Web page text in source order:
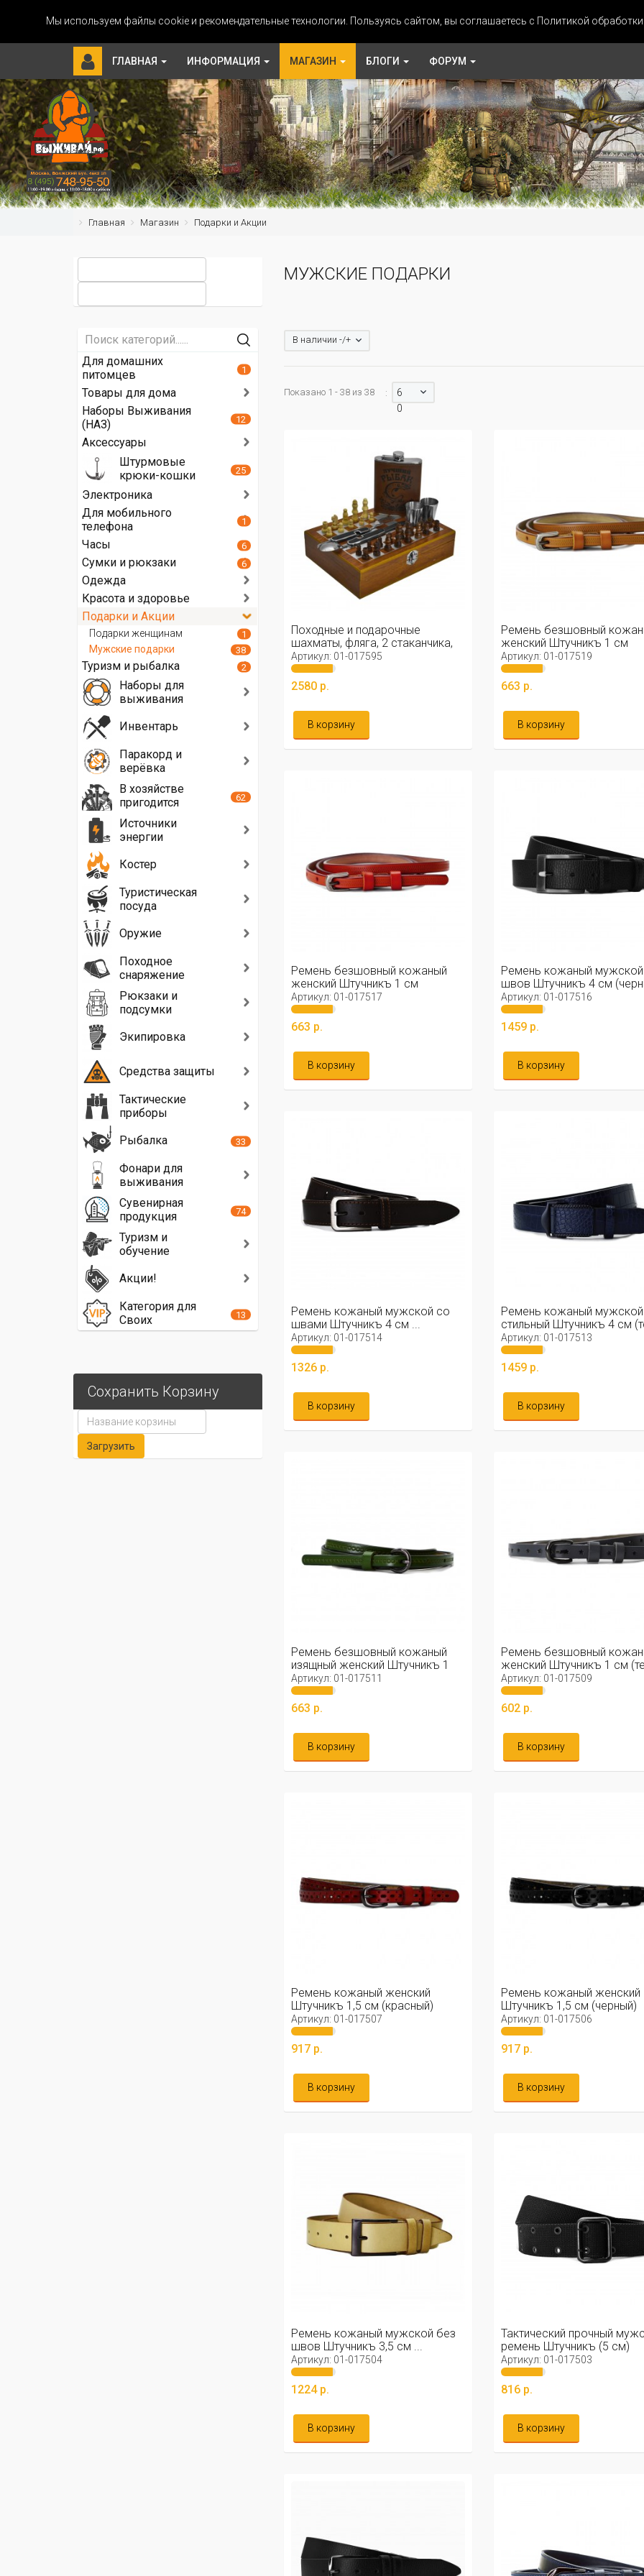
Мы используем файлы cookie и рекомендательные технологии. Пользуясь сайтом, вы соглашаетесь с Политикой
ГЛАВНАЯ ИНФОРМАЦИЯ МАГАЗИН БЛОГИ ФОРУМ
Главная Магазин Подарки и Акции
МУЖСКИЕ ПОДАРКИ
В наличии -/+
Показано 1 - 38 из 38 :
6
0
Походные и подарочные
шахматы, фляга, 2 стаканчика,
ложка и ...
Артикул: 01-017595
2580 р.
В корзину
Ремень безшовный
женский Штучникъ 1 см
(коричневый)
Артикул: 01-017519
663 р.
В корзину
Ремень безшовный кожаный
женский Штучникъ 1 см
(красный)
Артикул: 01-017517
663 р.
В корзину
Ремень кожаный
швов Штучникъ 4 см
Артикул: 01-017516
1459 р.
В корзину
Ремень кожаный мужской со
швами Штучникъ 4 см ...
Артикул: 01-017514
1326 р.
В корзину
Ремень кожаный мужской
стильный Штучникъ 4 см
синий)
Артикул: 01-017513
1459 р.
В корзину
Ремень безшовный кожаный
изящный женский Штучникъ 1
см ...
Артикул: 01-017511
663 р.
В корзину
Ремень безшовный
женский Штучникъ 1 см
серый)
Артикул: 01-017509
602 р.
В корзину
Ремень кожаный женский
Штучникъ 1,5 см (красный)
Артикул: 01-017507
917 р.
В корзину
Ремень кожаный женский
Штучникъ 1,5 см (черный)
Артикул: 01-017506
917 р.
В корзину
Ремень кожаный мужской без
швов Штучникъ 3,5 см ...
Артикул: 01-017504
1224 р.
В корзину
Тактический прочный
ремень Штучникъ (5 см)
Артикул: 01-017503
816 р.
В корзину
Для домашних
питомцев
1
Товары для дома
Наборы Выживания
(НАЗ)
12
Аксессуары
Штурмовые
крюки-кошки
25
Электроника
Для мобильного
телефона
1
Часы 6
Сумки и рюкзаки 6
Одежда
Красота и здоровье
Подарки и Акции
Подарки женщинам 1
Мужские подарки 38
Туризм и рыбалка 2
Наборы для
выживания
Инвентарь
Паракорд и
верёвка
В хозяйстве
пригодится
62
Источники
энергии
Костер
Туристическая
посуда
Оружие
Походное
снаряжение
Рюкзаки и
подсумки
Экипировка
Средства защиты
Тактические
приборы
Рыбалка
33
Фонари для
выживания
Сувенирная
продукция
74
Туризм и
обучение
Акции!
Категория для
Своих
13
Сохранить Корзину